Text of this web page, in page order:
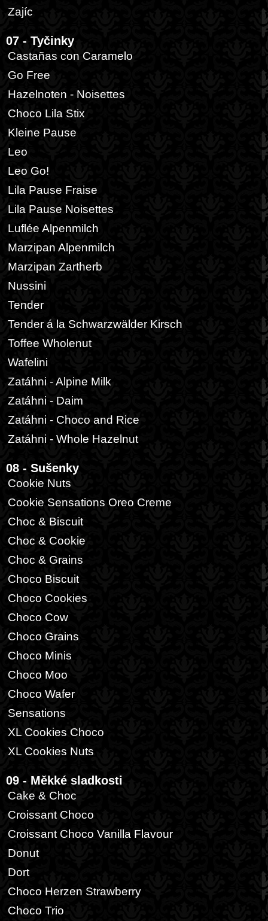
Zajíc
07 - Tyčinky
Castañas con Caramelo
Go Free
Hazelnoten - Noisettes
Choco Lila Stix
Kleine Pause
Leo
Leo Go!
Lila Pause Fraise
Lila Pause Noisettes
Luflée Alpenmilch
Marzipan Alpenmilch
Marzipan Zartherb
Nussini
Tender
Tender á la Schwarzwälder Kirsch
Toffee Wholenut
Wafelini
Zatáhni - Alpine Milk
Zatáhni - Daim
Zatáhni - Choco and Rice
Zatáhni - Whole Hazelnut
08 - Sušenky
Cookie Nuts
Cookie Sensations Oreo Creme
Choc & Biscuit
Choc & Cookie
Choc & Grains
Choco Biscuit
Choco Cookies
Choco Cow
Choco Grains
Choco Minis
Choco Moo
Choco Wafer
Sensations
XL Cookies Choco
XL Cookies Nuts
09 - Měkké sladkosti
Cake & Choc
Croissant Choco
Croissant Choco Vanilla Flavour
Donut
Dort
Choco Herzen Strawberry
Choco Trio